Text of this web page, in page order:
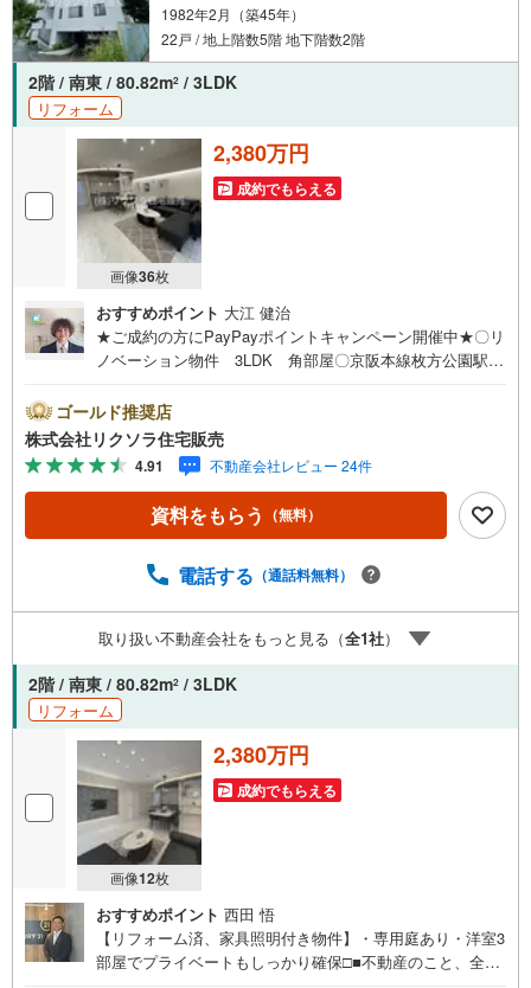
1982年2月（築45年）
22戸 / 地上階数5階 地下階数2階
2階 / 南東 / 80.82m2 / 3LDK
リフォーム
画像36枚
2,380万円
成約でもらえる
おすすめポイント 大江 健治
★ご成約の方にPayPayポイントキャンペーン開催中★〇リ
ノベーション物件 3LDK 角部屋〇京阪本線枚方公園駅徒
器交換 食洗機 浴室乾燥機■営業時間 9:30～20:00 ■即
日案内可能！※当日・翌日のご案内はお電話でのお問合せが
スムーズ■定休日 毎週水曜日◇弊社ホームページよりLIN
Eでのお問合せも好評！◇不動産情報サイト未掲載物件、
弊社ホームページに多数掲載！◇学校区物件検索も充実！
ご希望の学校区での物件探しに便利！「リクソラ住宅販
産会社・他サイトの掲載物件もまとめてご案内可能リフォ
ローン無料相談会 随時開催中】〇お客様の条件にベスト
な住宅ローン商品のご提案〇住宅ローンの金利や優遇率、
審査基準などを詳しくご説明〇住宅ローンとリフォームロ
ーンの一体型商品もご提案〇仕事や収入・現在過去の借入
による住宅ローンへの問題解決是非ともお問合せ下さい
ゴールド推奨店
株式会社リクソラ住宅販売
4.91 不動産会社レビュー 24件
資料をもらう （無料）
電話する （通話料無料）
取り扱い不動産会社をもっと見る（全1社）
2階 / 南東 / 80.82m2 / 3LDK
リフォーム
画像12枚
2,380万円
成約でもらえる
おすすめポイント 西田 悟
【リフォーム済、家具照明付き物件】・専用庭あり・洋室3
部屋でプライベートもしっかり確保□■不動産のこと、全部